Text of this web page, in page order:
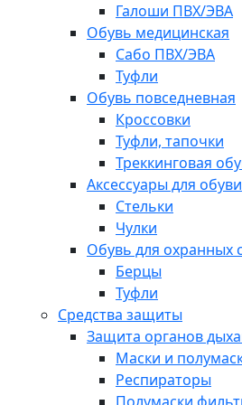
Галоши ПВХ/ЭВА
Обувь медицинская
Сабо ПВХ/ЭВА
Туфли
Обувь повседневная
Кроссовки
Туфли, тапочки
Треккинговая
Аксессуары для обуви
Стельки
Чулки
Обувь для охранных
Берцы
Туфли
Средства защиты
Защита органов
Маски и
Респираторы